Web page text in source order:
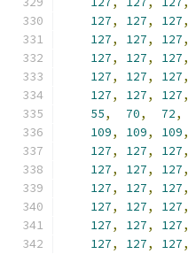
127, 127, 127,
127, 127, 127,
127, 127, 127,
127, 127, 127,
127, 127, 127,
55, 70, 72,
109, 109, 109,
127, 127, 127,
127, 127, 127,
127, 127, 127,
127, 127, 127,
127, 127, 127,
127, 127, 127,